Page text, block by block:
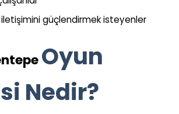
güçlendirmek isteyenler
Oyun
Nedir?